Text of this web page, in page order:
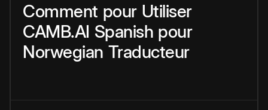
Comment pour Utiliser
CAMB.AI Spanish pour
Norwegian Traducteur